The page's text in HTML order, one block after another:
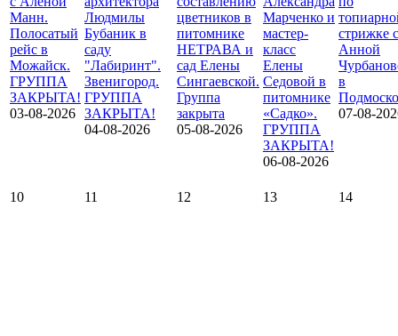
Манн.
Полосатый
рейс в
Можайск.
ГРУППА
ЗАКРЫТА!
03-08-2026
Людмилы
Бубаник в
саду
"Лабиринт".
Звенигород.
ГРУППА
ЗАКРЫТА!
04-08-2026
цветников в
питомнике
НЕТРАВА и
сад Елены
Сингаевской.
Группа
закрыта
05-08-2026
Марченко и
мастер-
класс
Елены
Седовой в
питомнике
«Садко».
ГРУППА
ЗАКРЫТА!
06-08-2026
стрижке с
Анной
в
07-08-
10 11 12 13 14